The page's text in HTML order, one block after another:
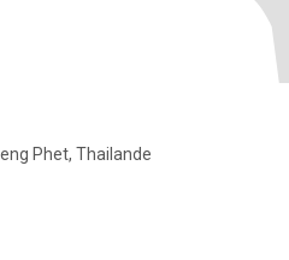
Phet, Thailande